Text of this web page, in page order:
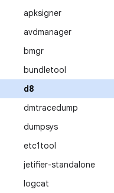
apksigner
avdmanager
bmgr
bundletool
d8
dmtracedump
dumpsys
etc1tool
jetifier-standalone
logcat